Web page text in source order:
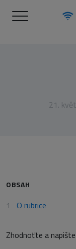
Menu
21.
OBSAH
O rubrice
Zhodnoťte a